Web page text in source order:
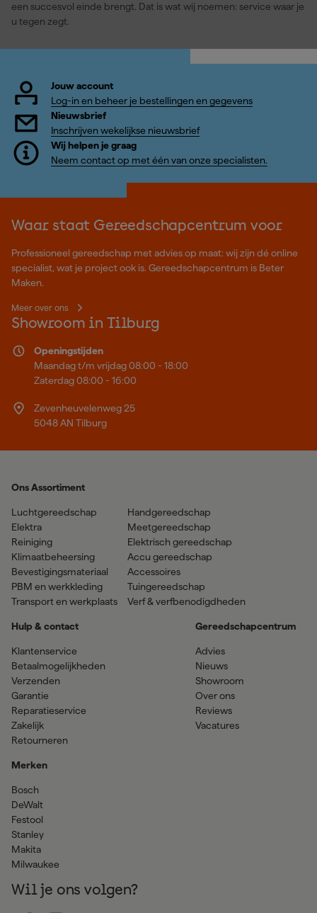
een succesvol einde brengt. Dat is wat wij noemen: service waar je
u tegen zegt.
Jouw account
Log-in en beheer je bestellingen en gegevens
Nieuwsbrief
Inschrijven wekelijkse nieuwsbrief
Wij helpen je graag
Neem contact op met één van onze specialisten.
Waar staat Gereedschapcentrum voor
Professioneel gereedschap met advies op maat: wij zijn dé online
specialist, wat je project ook is. Gereedschapcentrum is Beter
Maken.
Meer over ons
Showroom in Tilburg
Openingstijden
Maandag t/m vrijdag 08:00 - 18:00
Zaterdag 08:00 - 16:00
Zevenheuvelenweg 25
5048 AN Tilburg
Ons Assortiment
Luchtgereedschap
Elektra
Reiniging
Klimaatbeheersing
Bevestigingsmateriaal
PBM en werkkleding
Transport en werkplaats
Handgereedschap
Meetgereedschap
Elektrisch gereedschap
Accu gereedschap
Accessoires
Tuingereedschap
Verf & verfbenodigdheden
Hulp & contact
Klantenservice
Betaalmogelijkheden
Verzenden
Garantie
Reparatieservice
Zakelijk
Retourneren
Merken
Bosch
DeWalt
Festool
Stanley
Makita
Milwaukee
Gereedschapcentrum
Advies
Nieuws
Showroom
Over ons
Reviews
Vacatures
Wil je ons volgen?